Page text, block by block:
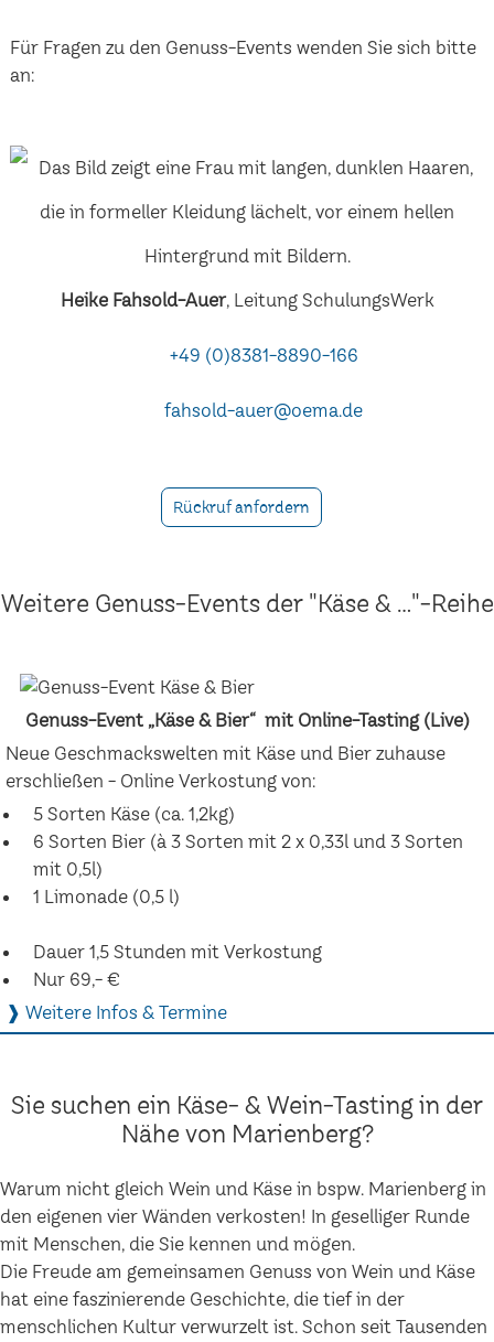
Für Fragen zu den Genuss-Events wenden Sie sich bitte
an:
Heike Fahsold-Auer, Leitung SchulungsWerk
+49 (0)8381-8890-166
fahsold-auer@oema.de
Rückruf anfordern
Weitere Genuss-Events der "Käse & ..."-Reihe
Genuss-Event „Käse & Bier“ mit Online-Tasting (Live)
Neue Geschmackswelten mit Käse und Bier zuhause
erschließen - Online Verkostung von:
5 Sorten Käse (ca. 1,2kg)
6 Sorten Bier (à 3 Sorten mit 2 x 0,33l und 3 Sorten
mit 0,5l)
1 Limonade (0,5 l)
Dauer 1,5 Stunden mit Verkostung
Nur 69,- €
❱ Weitere Infos & Termine
Sie suchen ein Käse- & Wein-Tasting in der
Nähe von Marienberg?
Warum nicht gleich Wein und Käse in bspw. Marienberg in
den eigenen vier Wänden verkosten! In geselliger Runde
mit Menschen, die Sie kennen und mögen.
Die Freude am gemeinsamen Genuss von Wein und Käse
hat eine faszinierende Geschichte, die tief in der
menschlichen Kultur verwurzelt ist. Schon seit Tausenden